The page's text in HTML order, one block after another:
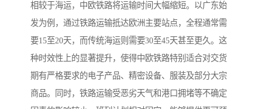
相较于海运，中欧铁路将运输时间大幅缩短。以广东始
发为例，通过铁路运输抵达欧洲主要站点，全程通常需
要15至20天，而传统海运则需要30至45天甚至更久。这
种时效性上的显著提升，使得中欧铁路特别适合对交货
期有严格要求的电子产品、精密设备、服装及部分大宗
商品。同时，铁路运输受恶劣天气和港口拥堵等不确定